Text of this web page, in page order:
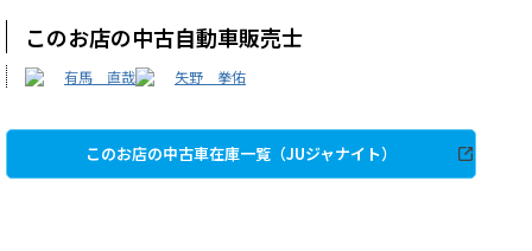
このお店の中古自動車販売士
有馬 直哉 矢野 拳佑
このお店の中古車在庫一覧（JUジャナイト）